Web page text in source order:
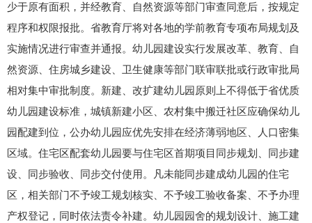
少于原有面积，并经教育、自然资源等部门审查同意后，按规定
程序和权限报批。省教育厅将对各地的学前教育专项布局规划及
实施情况进行审查并通报。幼儿园建设实行发展改革、教育、自
然资源、住房城乡建设、卫生健康等部门联审联批或行政审批局
相对集中审批制度。新建、改扩建幼儿园原则上不得低于省优质
幼儿园建设标准，城镇新建小区、农村集中搬迁社区应确保幼儿
园配建到位，公办幼儿园应优先安排在经济薄弱地区、人口密集
区域。住宅区配套幼儿园要与住宅区首期项目同步规划、同步建
设、同步验收、同步交付使用。凡未能同步建成幼儿园的住宅
区，相关部门不予竣工规划核实、不予竣工验收备案、不予办理
产权登记，同时依法责令补建。幼儿园园舍的规划设计、施工建